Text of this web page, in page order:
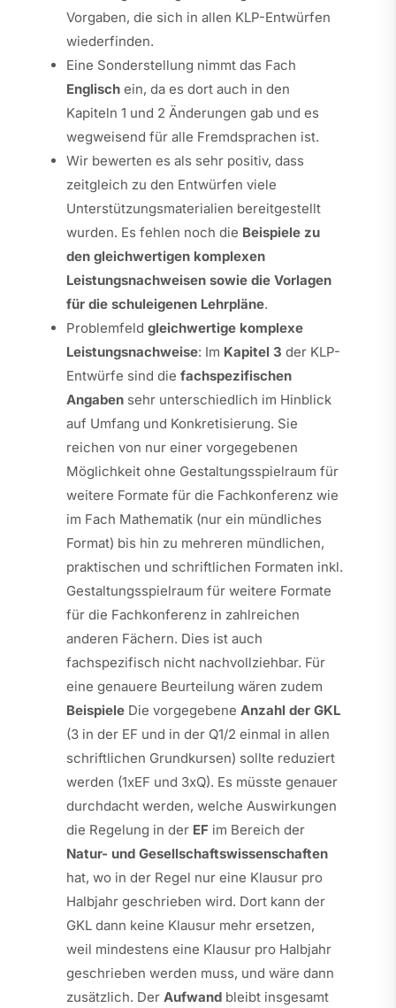
Vorgaben, die sich in allen KLP-Entwürfen
wiederfinden.
Eine Sonderstellung nimmt das Fach
Englischein, da es dort auch in den
Kapiteln 1 und 2 Änderungen gab und es
wegweisend für alle Fremdsprachen ist.
Wir bewerten es als sehr positiv, dass
zeitgleich zu den Entwürfen viele
Unterstützungsmaterialien bereitgestellt
wurden. Es fehlen noch die Beispiele zu
den gleichwertigen komplexen
Leistungsnachweisen sowie die Vorlagen
für die schuleigenen Lehrpläne.
Problemfeld gleichwertige komplexe
Leistungsnachweise: Im Kapitel 3 der KLP-
Entwürfe sind die fachspezifischen
Angabensehr unterschiedlich im Hinblick
auf Umfang und Konkretisierung. Sie
reichen von nur einer vorgegebenen
Möglichkeit ohne Gestaltungsspielraum für
weitere Formate für die Fachkonferenz wie
im Fach Mathematik (nur ein mündliches
Format) bis hin zu mehreren mündlichen,
praktischen und schriftlichen Formaten inkl.
Gestaltungsspielraum für weitere Formate
für die Fachkonferenz in zahlreichen
anderen Fächern. Dies ist auch
fachspezifisch nicht nachvollziehbar. Für
eine genauere Beurteilung wären zudem
BeispieleDie vorgegebene Anzahl der GKL
(3 in der EF und in der Q1/2 einmal in allen
schriftlichen Grundkursen) sollte reduziert
werden (1xEF und 3xQ). Es müsste genauer
durchdacht werden, welche Auswirkungen
die Regelung in der EFim Bereich der
Natur- und Gesellschaftswissenschaften
hat, wo in der Regel nur eine Klausur pro
Halbjahr geschrieben wird. Dort kann der
GKL dann keine Klausur mehr ersetzen,
weil mindestens eine Klausur pro Halbjahr
geschrieben werden muss, und wäre dann
zusätzlich. Der Aufwandbleibt insgesamt